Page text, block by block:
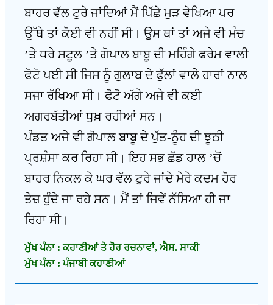
ਬਾਹਰ ਵੱਲ ਟੁਰੇ ਜਾਂਦਿਆਂ ਮੈਂ ਪਿੱਛੇ ਮੁੜ ਵੇਖਿਆ ਪਰ
ਉੱਥੇ ਤਾਂ ਕੋਈ ਵੀ ਨਹੀਂ ਸੀ। ਉਸ ਥਾਂ ਤਾਂ ਅਜੇ ਵੀ ਮੰਚ
’ਤੇ ਧਰੇ ਸਟੂਲ ’ਤੇ ਗੋਪਾਲ ਬਾਬੂ ਦੀ ਮਹਿੰਗੇ ਫਰੇਮ ਵਾਲੀ
ਫੋੋਟੋ ਪਈ ਸੀ ਜਿਸ ਨੂੰ ਗੁਲਾਬ ਦੇ ਫੁੱਲਾਂ ਵਾਲੇ ਹਾਰਾਂ ਨਾਲ
ਸਜਾ ਰੱਖਿਆ ਸੀ। ਫੋਟੋ ਅੱਗੇ ਅਜੇ ਵੀ ਕਈ
ਅਗਰਬੱਤੀਆਂ ਧੁਖ਼ ਰਹੀਆਂ ਸਨ।
ਪੰਡਤ ਅਜੇ ਵੀ ਗੋਪਾਲ ਬਾਬੂ ਦੇ ਪੁੱਤ-ਨੂੰਹ ਦੀ ਝੂਠੀ
ਪ੍ਰਸ਼ੰਸਾ ਕਰ ਰਿਹਾ ਸੀ। ਇਹ ਸਭ ਛੱਡ ਹਾਲ ’ਚੋਂ
ਬਾਹਰ ਨਿਕਲ ਕੇ ਘਰ ਵੱਲ ਟੁਰੇ ਜਾਂਦੇ ਮੇਰੇ ਕਦਮ ਹੋਰ
ਤੇਜ਼ ਹੁੰਦੇ ਜਾ ਰਹੇ ਸਨ। ਮੈਂ ਤਾਂ ਜਿਵੇਂ ਨੱਸਿਆ ਹੀ ਜਾ
ਰਿਹਾ ਸੀ।
ਮੁੱਖ ਪੰਨਾ : ਕਹਾਣੀਆਂ ਤੇ ਹੋਰ ਰਚਨਾਵਾਂ, ਐਸ. ਸਾਕੀ
ਮੁੱਖ ਪੰਨਾ : ਪੰਜਾਬੀ ਕਹਾਣੀਆਂ